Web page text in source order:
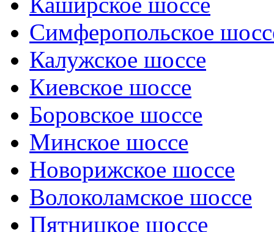
Симферопольское
Калужское шоссе
Киевское шоссе
Боровское шоссе
Минское шоссе
Новорижское шоссе
Волоколамское шоссе
Пятницкое шоссе